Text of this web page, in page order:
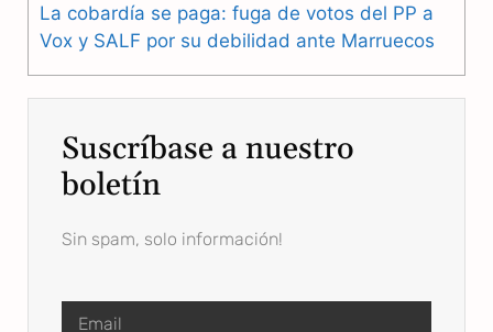
La cobardía se paga: fuga de votos del PP a
Vox y SALF por su debilidad ante Marruecos
Suscríbase a nuestro
boletín
Sin spam, solo información!